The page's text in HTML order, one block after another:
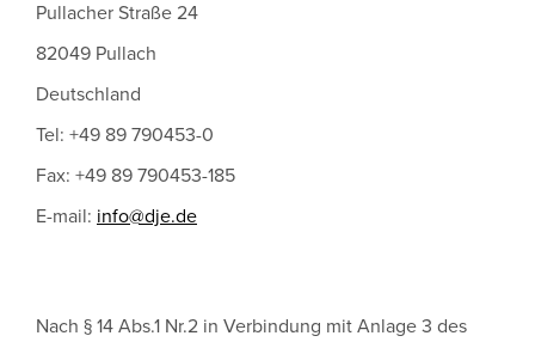
Pullacher Straße 24
82049 Pullach
Deutschland
Tel: +49 89 790453-0
Fax: +49 89 790453-185
E-mail: info@dje.de
Nach § 14 Abs.1 Nr.2 in Verbindung mit Anlage 3 des